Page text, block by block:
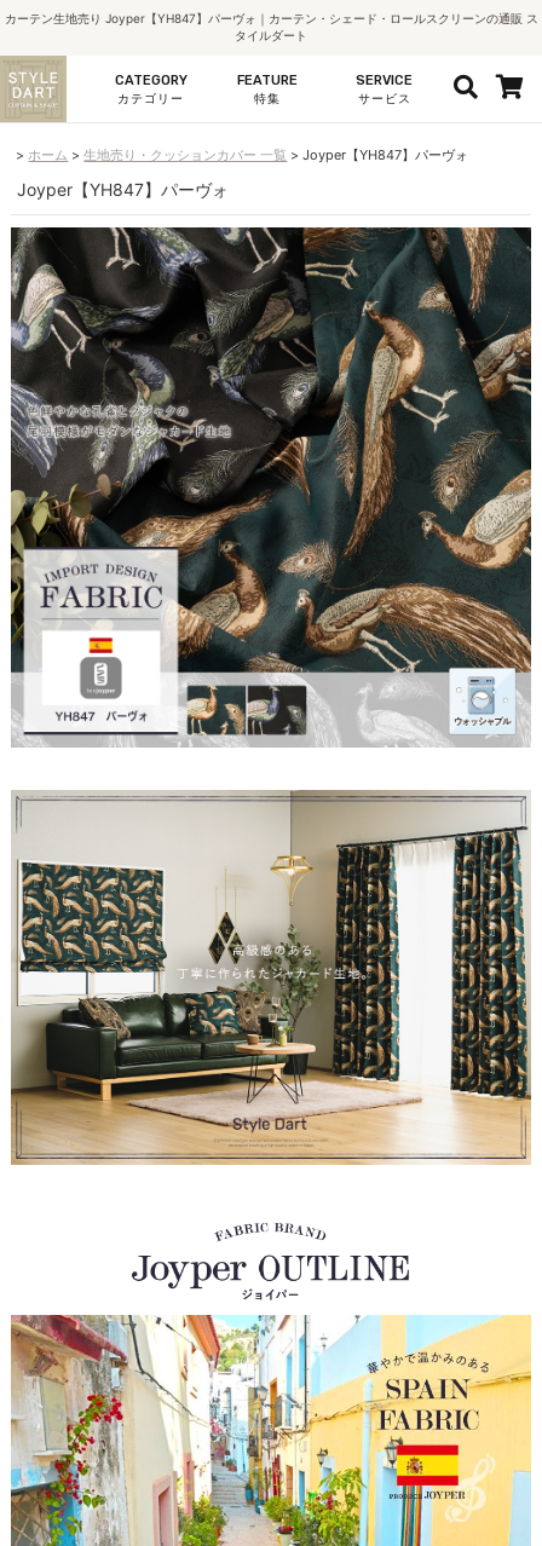
カーテン生地売り Joyper【YH847】パーヴォ｜カーテン・シェード・ロールスクリーンの通販 ス
タイルダート
CATEGORY
カテゴリー
FEATURE
特集
SERVICE
サービス
ホーム 生地売り・クッションカバー 一覧 Joyper【YH847】パーヴォ
Joyper【YH847】パーヴォ